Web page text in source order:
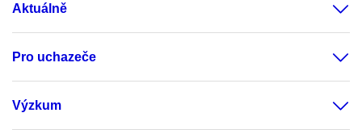
Aktuálně
Pro uchazeče
Výzkum